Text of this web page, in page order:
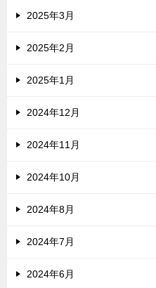
2025年3月
2025年2月
2025年1月
2024年12月
2024年11月
2024年10月
2024年8月
2024年7月
2024年6月